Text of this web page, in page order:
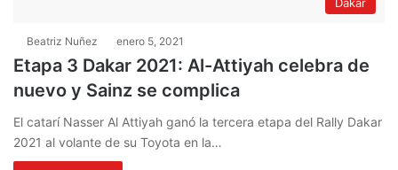
Beatriz Nuñez enero 5, 2021
Etapa 3 Dakar 2021: Al-Attiyah celebra de
nuevo y Sainz se complica
El catarí Nasser Al Attiyah ganó la tercera etapa del Rally Dakar
2021 al volante de su Toyota en la…